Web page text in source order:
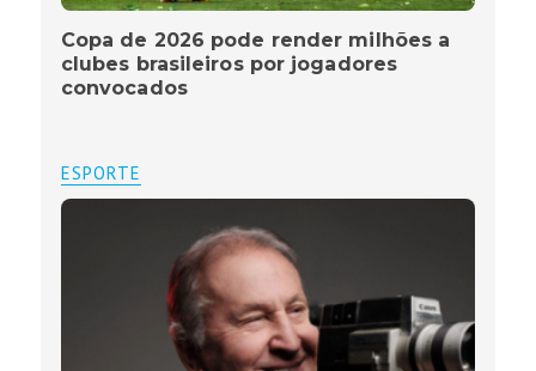
Copa de 2026 pode render milhões a
clubes brasileiros por jogadores
convocados
ESPORTE